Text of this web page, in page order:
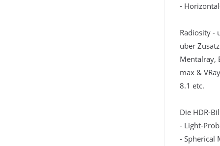
-
Radiosity -
über
Mentalray,
max &
8.1 etc.
Die HDR-
- Light-
- Spherical